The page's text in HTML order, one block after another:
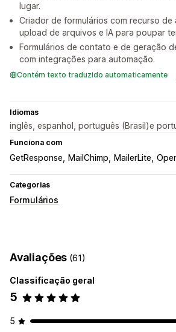
lugar.
Criador de formulários com recurso de
upload de arquivos e IA para poupar
Formulários de contato e de geração
com integrações para automação.
Contém texto traduzido automaticamente
Idiomas
inglês, espanhol, português (Brasil)e
Funciona com
GetResponse MailChimp MailerLite
Categorias
Formulários
Várias etapas Newsletters
Pesquisas
Personalização
Avaliações (61)
Classificação geral
5
5